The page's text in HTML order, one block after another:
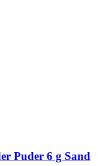
Puder 6 g Sand